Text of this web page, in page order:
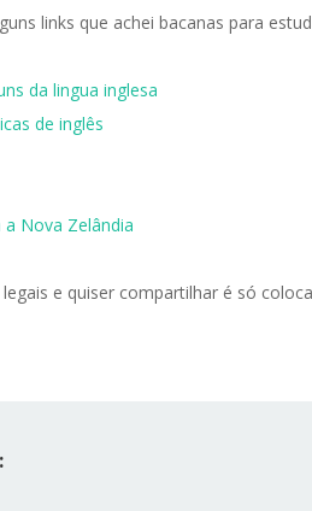
links que achei bacanas para
da lingua inglesa
de inglês
Nova Zelândia
e quiser compartilhar é só